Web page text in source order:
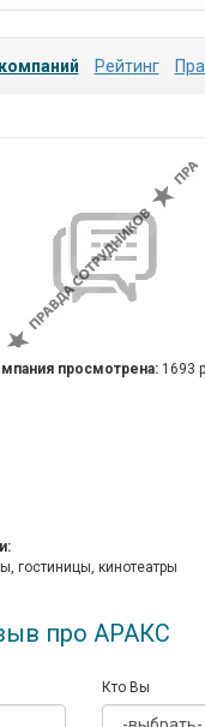
Рейтинг
просмотрена: 1693
гостиницы, кинотеатры
про АРАКС
Кто Вы